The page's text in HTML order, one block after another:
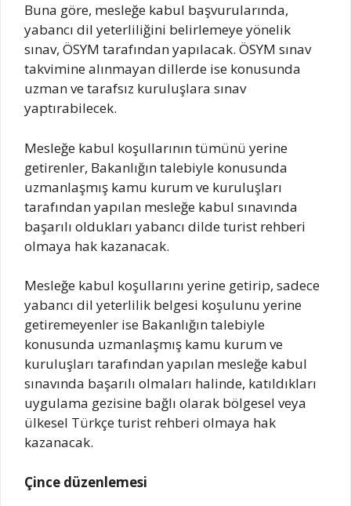
Buna göre, mesleğe kabul başvurularında,
yabancı dil yeterliliğini belirlemeye yönelik
sınav, ÖSYM tarafından yapılacak. ÖSYM sınav
takvimine alınmayan dillerde ise konusunda
uzman ve tarafsız kuruluşlara sınav
yaptırabilecek.
Mesleğe kabul koşullarının tümünü yerine
getirenler, Bakanlığın talebiyle konusunda
uzmanlaşmış kamu kurum ve kuruluşları
tarafından yapılan mesleğe kabul sınavında
başarılı oldukları yabancı dilde turist rehberi
olmaya hak kazanacak.
Mesleğe kabul koşullarını yerine getirip, sadece
yabancı dil yeterlilik belgesi koşulunu yerine
getiremeyenler ise Bakanlığın talebiyle
konusunda uzmanlaşmış kamu kurum ve
kuruluşları tarafından yapılan mesleğe kabul
sınavında başarılı olmaları halinde, katıldıkları
uygulama gezisine bağlı olarak bölgesel veya
ülkesel Türkçe turist rehberi olmaya hak
kazanacak.
Çince düzenlemesi